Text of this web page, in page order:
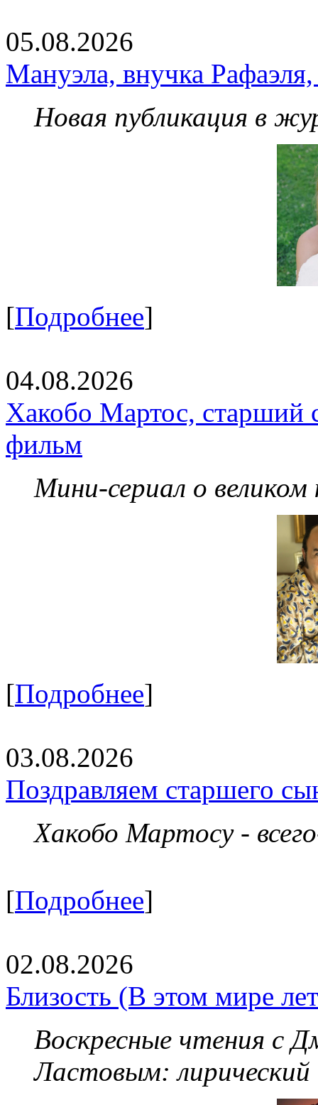
05.08.2026
Мануэла, внучка
Новая публикация в
[Подробнее]
04.08.2026
Хакобо Мартос, старший
фильм
Мини-сериал о великом
[Подробнее]
03.08.2026
Поздравляем старшего
Хакобо Мартосу -
[Подробнее]
02.08.2026
Близость (В этом мире
Воскресные чтения с
Ластовым: